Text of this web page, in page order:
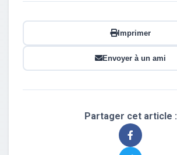
Imprimer
Envoyer à un ami
Partager cet article :